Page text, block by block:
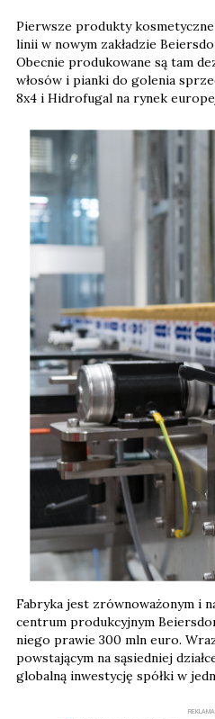
Pierwsze produkty kosmetyczne
linii w nowym zakładzie
Obecnie produkowane są tam
włosów i pianki do golenia
8x4 i Hidrofugal na rynek
Fabryka jest zrównoważonym i
centrum produkcyjnym
niego prawie 300 mln euro.
powstającym na sąsiedniej
globalną inwestycję spółki w
REKLAMA